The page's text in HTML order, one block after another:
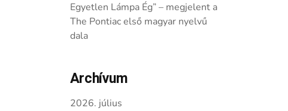
Egyetlen Lámpa Ég” – megjelent a
The Pontiac első magyar nyelvű
dala
Archívum
2026. július